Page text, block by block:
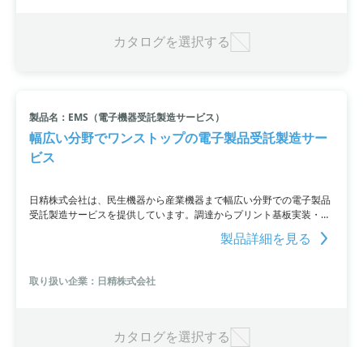
カタログを選択する
製品名：EMS（電子機器受託製造サービス）
幅広い分野でワンストップの電子製品受託製造サー
ビス
日精株式会社は、民生機器から産業機器まで幅広い分野での電子製品
受託製造サービスを提供しています。調達からプリント基板実装・板
金加工・組立までのワンストップサービスを行い、試作から大量生産
まで柔軟かつシームレスに対応。長年の経験と知識に基づいた高い信
の提案も行っています。詳細はPDF資料をご覧いただくか、お問い合
わせください。
製品詳細を見る
取り扱い企業：日精株式会社
カタログを選択する